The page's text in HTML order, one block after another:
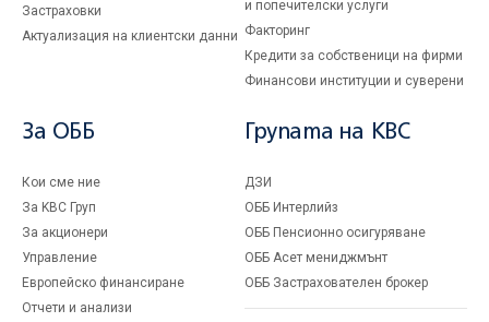
Застраховки
Актуализация на клиентски данни
и попечителски услуги
Факторинг
Кредити за собственици на фирми
Финансови институции и суверени
За ОББ
Кои сме ние
За KBC Груп
За акционери
Управление
Европейско финансиране
Отчети и анализи
Групата на KBC
ДЗИ
ОББ Интерлийз
ОББ Пенсионно осигуряване
ОББ Асет мениджмънт
ОББ Застрахователен брокер